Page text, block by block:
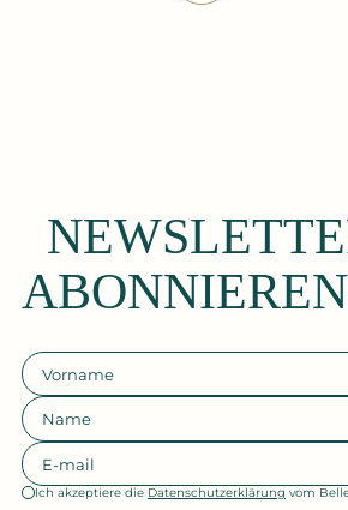
Ich akzeptiere die Datenschutzerklärung vom